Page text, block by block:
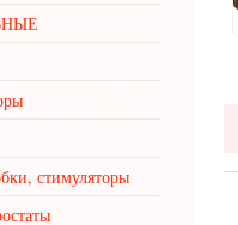
стимуляторы